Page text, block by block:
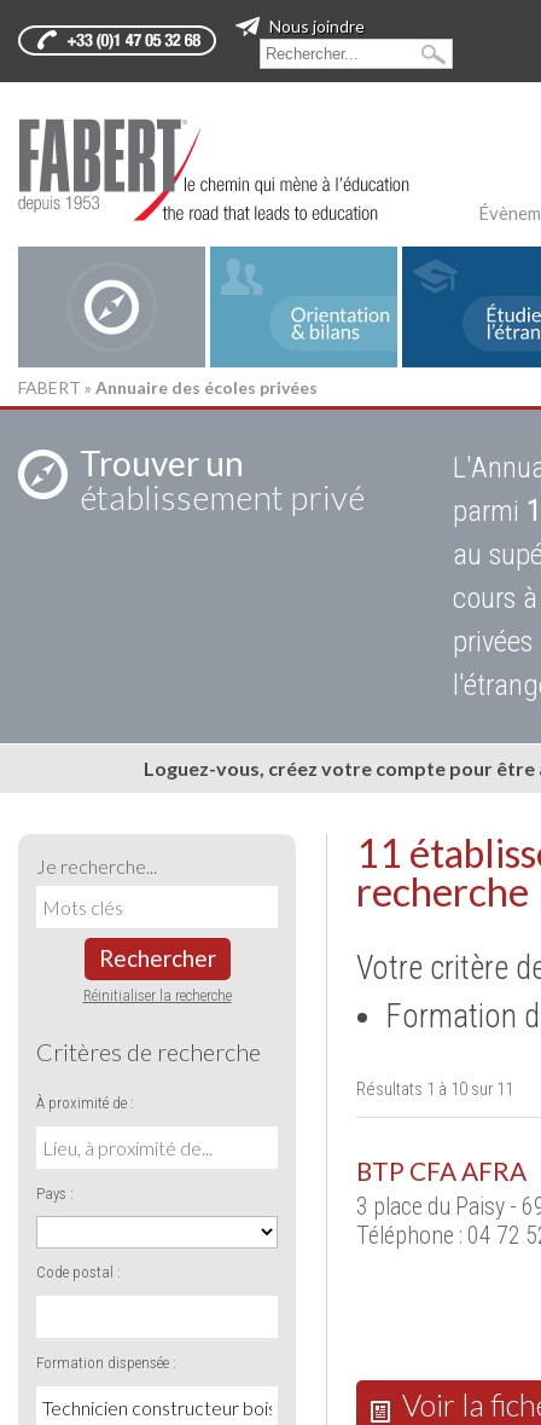
Nous joindre
FABERT » Annuaire des écoles privées
Trouver un
établissement privé
parmi
au
cours
Loguez-vous, créez votre compte pour
Je recherche...
Rechercher
Réinitialiser la recherche
Critères de recherche
À proximité de :
Pays :
Code postal :
Formation dispensée :
11
recherche
Votre critère
Formation
Résultats 1 à 10 sur 11
BTP CFA AFRA
3 place du Paisy -
Téléphone : 04 72
Voir la